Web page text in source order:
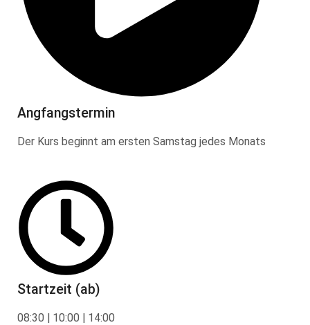
Angfangstermin
Der Kurs beginnt am ersten Samstag jedes Monats
Startzeit (ab)
08:30 | 10:00 | 14:00